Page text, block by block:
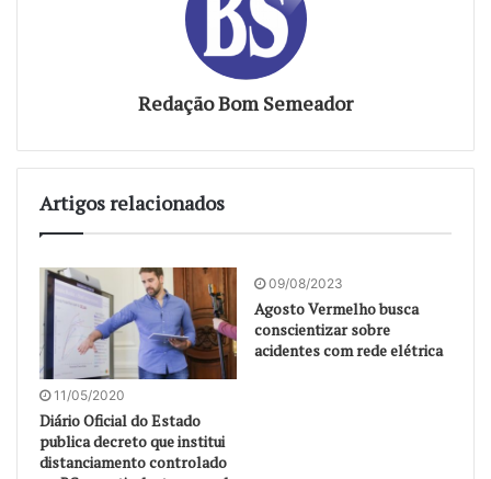
Redação Bom Semeador
Artigos relacionados
11/05/2020
Diário Oficial do Estado
publica decreto que institui
distanciamento controlado
09/08/2023
Agosto Vermelho busca
conscientizar sobre
acidentes com rede elétrica